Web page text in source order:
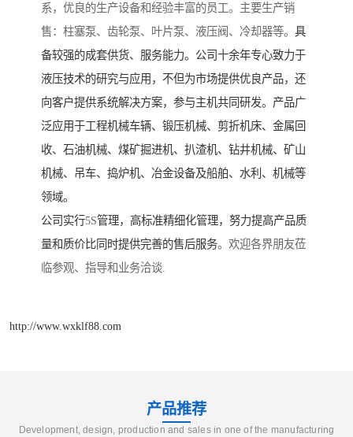
系，优良的生产设备和经验丰富的员工。主要生产销
售：柱塞泵、齿轮泵、叶片泵、液压阀、冷却器等。 具
备较强的成套供货、服务能力。公司十余年专心致力于
液压技术的研究与应用，不但为市场提供优良产品，还
向客户提供系统解决方案，参与主机共同研发。产品广
泛应用于工程机械车辆、锻压机械、剪折机床、金属回
收、石油机械、煤矿掘进机、扒渣机、钻井机械、矿山
机械、吊车、捣炉机、冶金设备及船舶、水利、机械等
领域。
公司实行5S管理，高标准精细化管理，努力提高产品质
量和质价比同时提供完善的售后服务。欢迎各界朋友莅
临参观、指导和业务洽谈.
http://www.wxklf88.com
产品推荐
Development, design, production and sales in one of the manufacturing